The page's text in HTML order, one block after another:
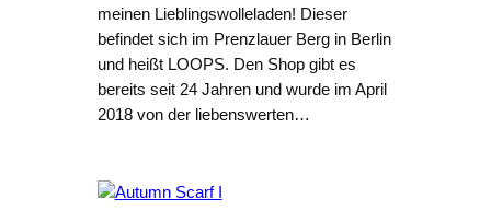
meinen Lieblingswolleladen! Dieser
befindet sich im Prenzlauer Berg in Berlin
und heißt LOOPS. Den Shop gibt es
bereits seit 24 Jahren und wurde im April
2018 von der liebenswerten…